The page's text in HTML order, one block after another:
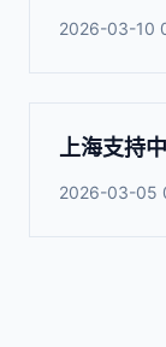
2026-03-10
上海支持
2026-03-05